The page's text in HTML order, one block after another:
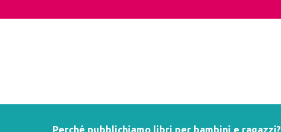
Perché pubblichiamo libri per bambini e ragazzi?